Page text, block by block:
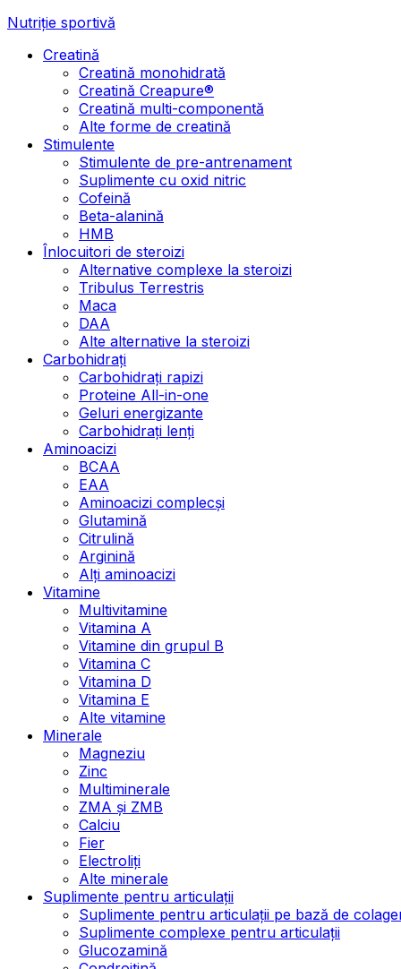
Nutriție sportivă
Creatină
Creatină monohidrată
Creatină Creapure®
Creatină multi-componentă
Alte forme de creatină
Stimulente
Stimulente de pre-antrenament
Suplimente cu oxid nitric
Cofeină
Beta-alanină
HMB
Înlocuitori de steroizi
Alternative complexe la steroizi
Tribulus Terrestris
Maca
DAA
Alte alternative la steroizi
Carbohidrați
Carbohidrați rapizi
Proteine All-in-one
Geluri energizante
Carbohidrați lenți
Aminoacizi
BCAA
EAA
Aminoacizi complecși
Glutamină
Citrulină
Arginină
Alți aminoacizi
Vitamine
Multivitamine
Vitamina A
Vitamine din grupul B
Vitamina C
Vitamina D
Vitamina E
Alte vitamine
Minerale
Magneziu
Zinc
Multiminerale
ZMA și ZMB
Calciu
Fier
Electroliți
Alte minerale
Suplimente pentru articulații
Suplimente pentru articulații pe bază de
Suplimente complexe pentru articulații
Glucozamină